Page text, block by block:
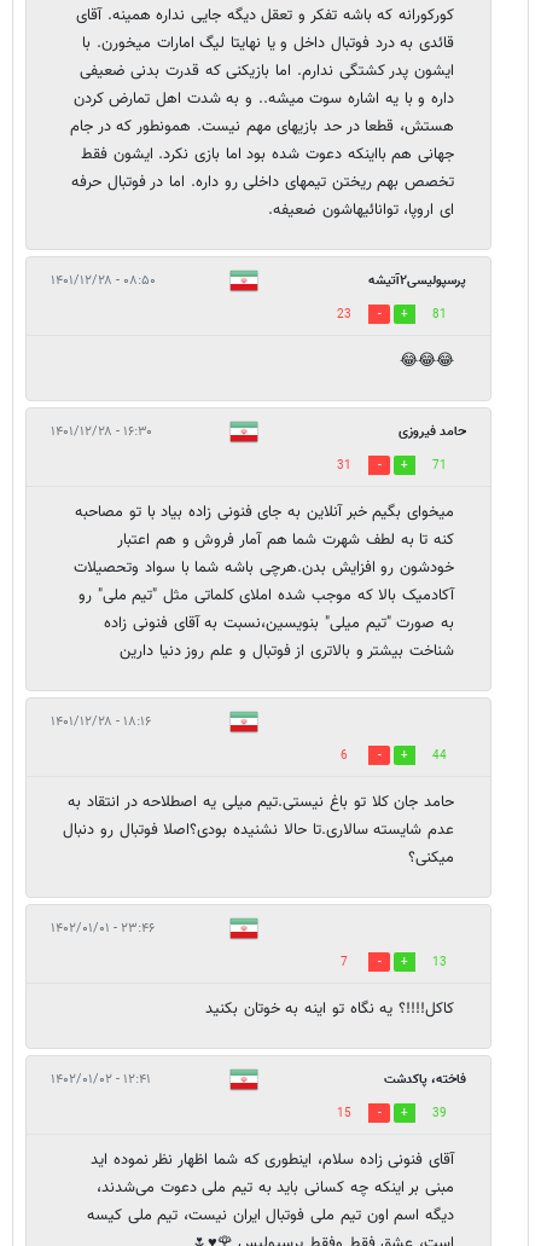
کورکورانه که باشه تفکر و تعقل دیگه جایی نداره همینه‌. آقای
قائدی به درد فوتبال داخل و یا نهایتا لیگ امارات میخورن. با
ایشون پدر کشتگی ندارم. اما بازیکنی که قدرت بدنی ضعیفی
داره و با یه اشاره سوت میشه.. و به شدت اهل تمارض کردن
هستش، قطعا در حد بازیهای مهم نیست. همونطور که در جام
جهانی هم بااینکه دعوت شده بود اما بازی نکرد. ایشون فقط
تخصص بهم ریختن تیمهای داخلی رو داره. اما در فوتبال حرفه
ای اروپا، توانائیهاشون ضعیفه.
پرسپولیسی۲آتیشه ۰۸:۵۰ - ۱۴۰۱/۱۲/۲۸
81
23
😂😂😂
حامد فیروزی ۱۶:۳۰ - ۱۴۰۱/۱۲/۲۸
71
31
میخوای بگیم خبر آنلاین به جای فنونی زاده بیاد با تو مصاحبه
کنه تا به لطف شهرت شما هم آمار فروش و هم اعتبار
خودشون رو افزایش بدن.هرچی باشه شما با سواد وتحصیلات
آکادمیک بالا که موجب شده املای کلماتی مثل "تیم ملی" رو
به صورت "تیم میلی" بنویسین،نسبت به آقای فنونی زاده
شناخت بیشتر و بالاتری از فوتبال و علم روز دنیا دارین
۱۸:۱۶ - ۱۴۰۱/۱۲/۲۸
44
6
حامد جان کلا تو باغ نیستی.تیم میلی یه اصطلاحه در انتقاد به
عدم شایسته سالاری.تا حالا نشنیده بودی؟اصلا فوتبال رو دنبال
میکنی؟
۲۳:۴۶ - ۱۴۰۲/۰۱/۰۱
13
7
کاکل!!!!؟ یه نگاه تو اینه به خوتان بکنید
فاخته، پاکدشت ۱۲:۴۱ - ۱۴۰۲/۰۱/۰۲
39
15
آقای فنونی زاده سلام، اینطوری که شما اظهار نظر نموده اید
مبنی بر اینکه چه کسانی باید به تیم ملی دعوت می‌شدند،
دیگه اسم اون تیم ملی فوتبال ایران نیست، تیم ملی کیسه